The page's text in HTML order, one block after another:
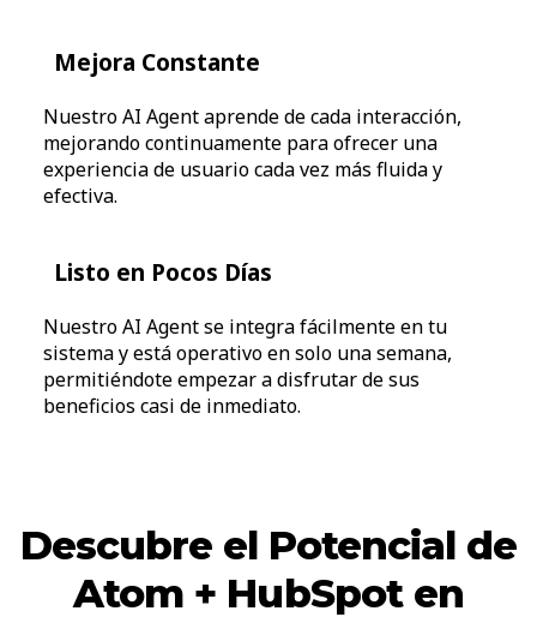
Mejora Constante
Nuestro AI Agent aprende de cada interacción,
mejorando continuamente para ofrecer una
experiencia de usuario cada vez más fluida y
efectiva.
Listo en Pocos Días
Nuestro AI Agent se integra fácilmente en tu
sistema y está operativo en solo una semana,
permitiéndote empezar a disfrutar de sus
beneficios casi de inmediato.
Descubre el Potencial de
Atom + HubSpot en